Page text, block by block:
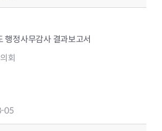
행정사무감사 결과보고서
회
05